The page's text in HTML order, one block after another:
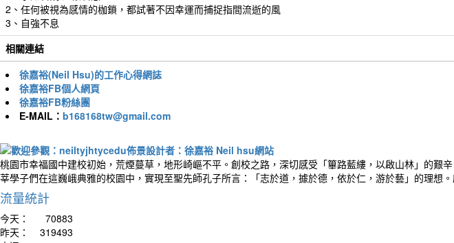
2、任何被視為感情的枷鎖，都試著不因幸運而捕捉指間流逝的風
3、自強不息
相關連結
徐嘉裕(Neil Hsu)的工作心得網誌
徐嘉裕FB個人網頁
徐嘉裕FB粉絲團
E-MAIL： b168168tw@gmail.com
桃園市幸福國中建校初始，荒煙蔓草，地形崎嶇不平。創校之路，深切感受「篳路藍縷，以啟山林」的
莘學子們在這巍峨典雅的校園中，實現至聖先師孔子所言：「志於道，據於德，依於仁，游於藝」的理想
流量統計
今天：
70883
昨天：
319493